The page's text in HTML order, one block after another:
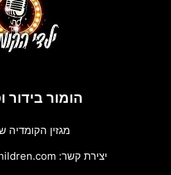
הומור בידור
מגזין הקומדיה
יצירת קשר: